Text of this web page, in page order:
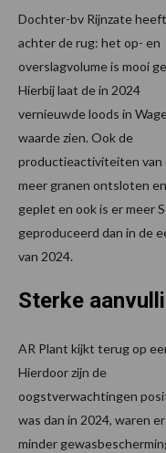
Dochter-bv Rijnzate
achter de rug: het op- en
overslagvolume is mooi
Hierbij laat de in 2024
vernieuwde loods in
waarde zien. Ook de
productieactiviteiten van
meer granen ontsloten en
geplet en ook is er meer
geproduceerd dan in de
van 2024.
Sterke
AR Plant kijkt terug op
Hierdoor zijn de
oogstverwachtingen
was dan in 2024, waren er
minder